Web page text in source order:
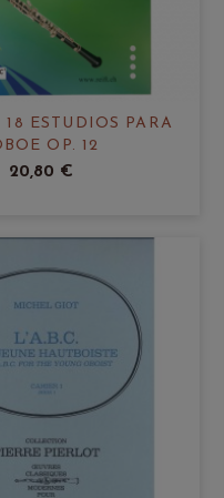
18 ESTUDIOS PARA
OP. 12
20,80 €